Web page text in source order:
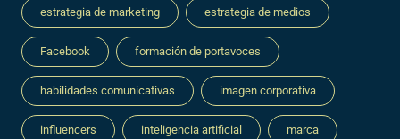
estrategia de marketing estrategia de medios
Facebook formación de portavoces
habilidades comunicativas imagen corporativa
influencers inteligencia artificial marca